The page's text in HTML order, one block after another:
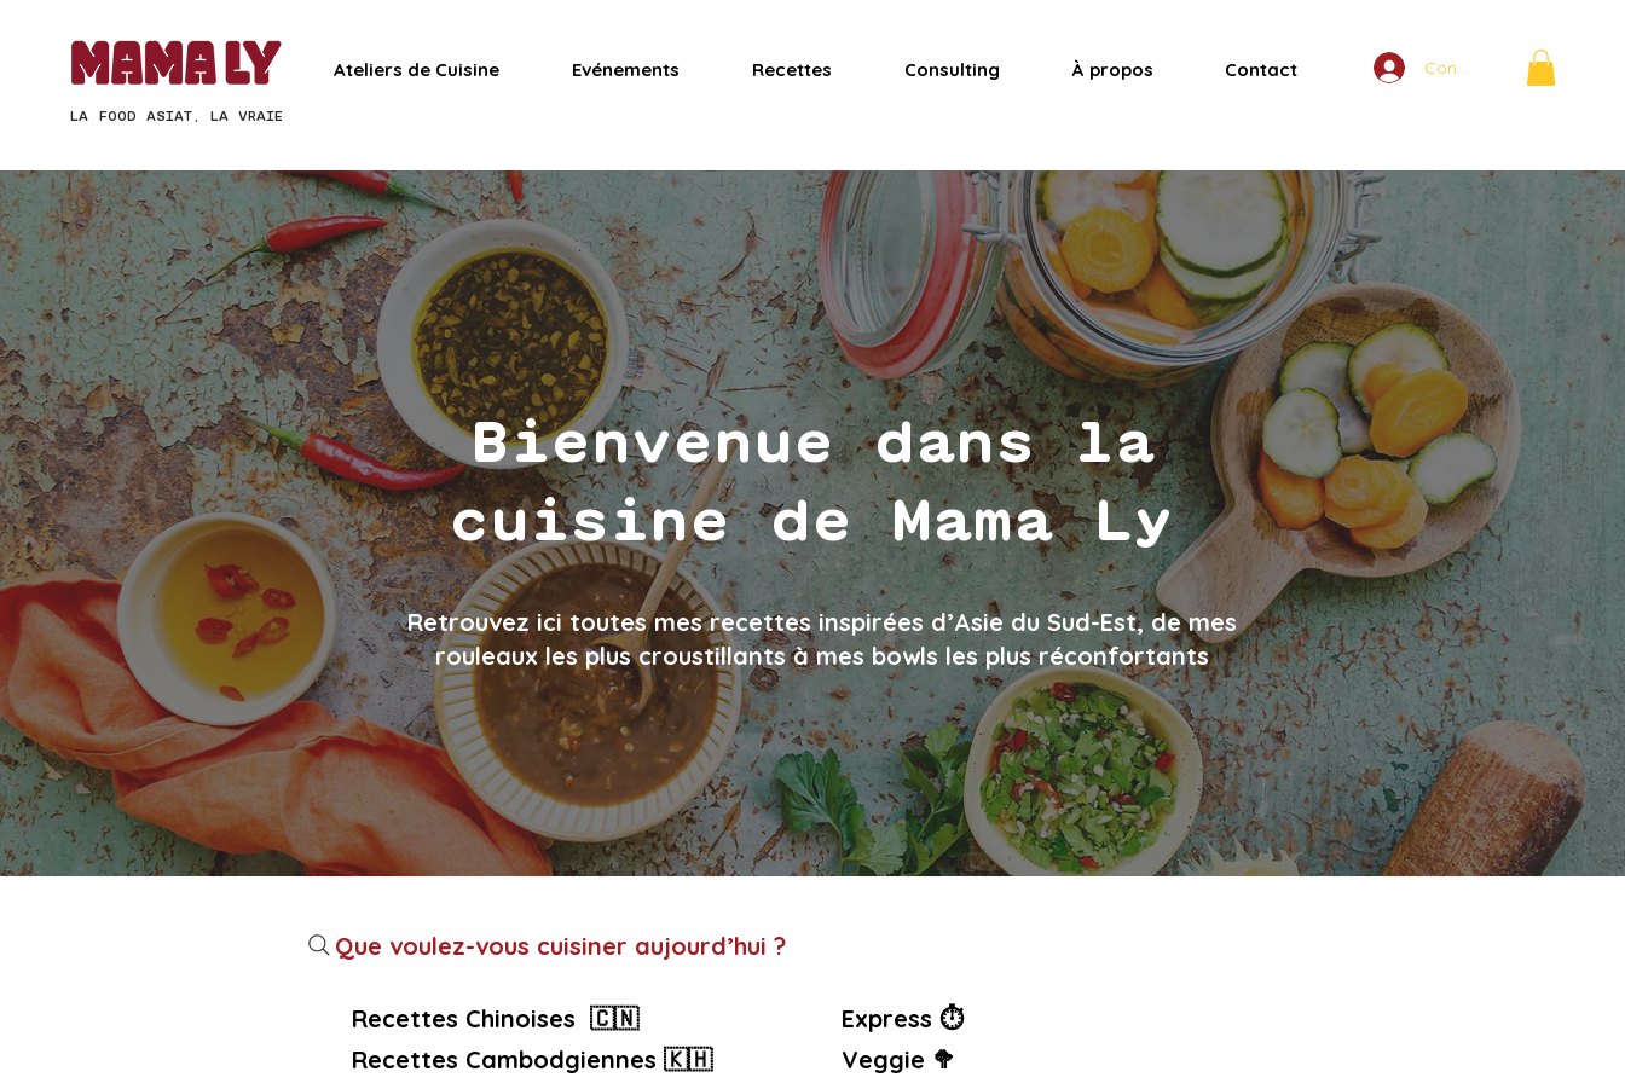
LA FOOD ASIAT, LA VRAIE
Ateliers de Cuisine Evénements Recettes Consulting À propos Contact Connexion
Bienvenue dans la
cuisine de Mama Ly
Retrouvez ici toutes mes recettes inspirées d’Asie du Sud-Est, de mes
rouleaux les plus croustillants à mes bowls les plus réconfortants
Que voulez-vous cuisiner aujourd’hui ?
Recettes Chinoises 🇨🇳
Recettes Cambodgiennes 🇰🇭
Express ⏱️
Veggie 🥦